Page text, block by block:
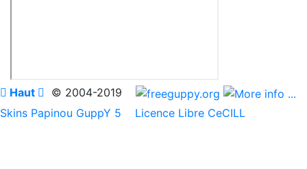
 Haut  © 2004-2019
Skins Papinou GuppY 5
Licence Libre CeCILL